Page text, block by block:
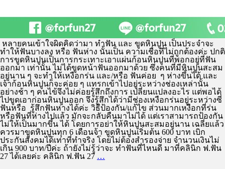
หลายคนเข้าใจผิดคิดว่ามา ทำฟัน และ ขูดหินปูน เป็นประจำจะ
ทำให้ฟันบางลง หรือ ฟันห่าง นั้นเป็น ความเชื่อที่ไม่ถูกต้องค่ะ ปกติ
การขูดหินปูนเป็นการกระเทาะเอาแผ่นก้อนหินปูนที่พอกอยู่ที่ฟัน
ออกมา เท่านั้น ไม่ได้ขูดหน้าฟันออกมาด้วย ซึ่งคนที่มีหินปูนสะสม
อยู่นาน ๆ จะทำให้เหงือกร่น และ/หรือ ฟันค่อย ๆ ห่างขึ้นได้ และ
เจ้าก้อนหินปูนก็จะค่อย ๆ แทรกเข้าไปอยู่ระหว่างช่องเหล่านั้น
อย่างช้า ๆ คนไข้จึงไม่ค่อยรู้สึกถึงการ เปลี่ยนแปลงอะไร แต่พอได้
ไปขูดเอาก่อนหินปูนออก จึงรู้สึกได้ว่ามีช่องเหงือกร่นอยู่ระหว่างซี่
ฟันหรือ รู้สึกฟันห่างได้ค่ะ วิธีป้องกัน/แก้ไข ส่วนมากเหงือกที่ร่น
หรือฟันที่ห่างไปแล้ว มักจะกลับคืนมาไม่ได้ แต่เราสามารถป้องกัน
ไม่ให้เป็นมากขึ้น ได้ โดยการอย่าให้หินปูนสะสมอยู่นาน เฉลี่ยแล้ว
ควรมาขูดหินปูนทุก 6 เดือนจ้า ขูดหินปูนเริ่มต้น 600 บาท เบิก
ประกันสังคมได้เท่าที่ทำจริง โดยไม่ต้องสำรองจ่าย จำนวนเงินไม่
เกิน 900 บาท/ปีค่ะ ถ้ายังไม่รู้ว่าจะ ทำฟันที่ไหนดี มาที่คลินิก ฟ.ฟัน
27 ได้เลยค่ะ คลินิก ฟ.ฟัน 27 …